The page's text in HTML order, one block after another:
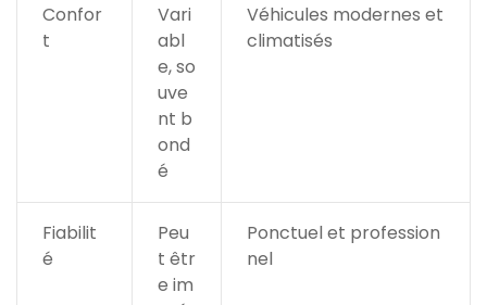
Confor
t
Vari
abl
e, so
uve
nt b
ond
é
Véhicules modernes et
climatisés
Fiabilit
é
Peu
t êtr
e im
Ponctuel et profession
nel